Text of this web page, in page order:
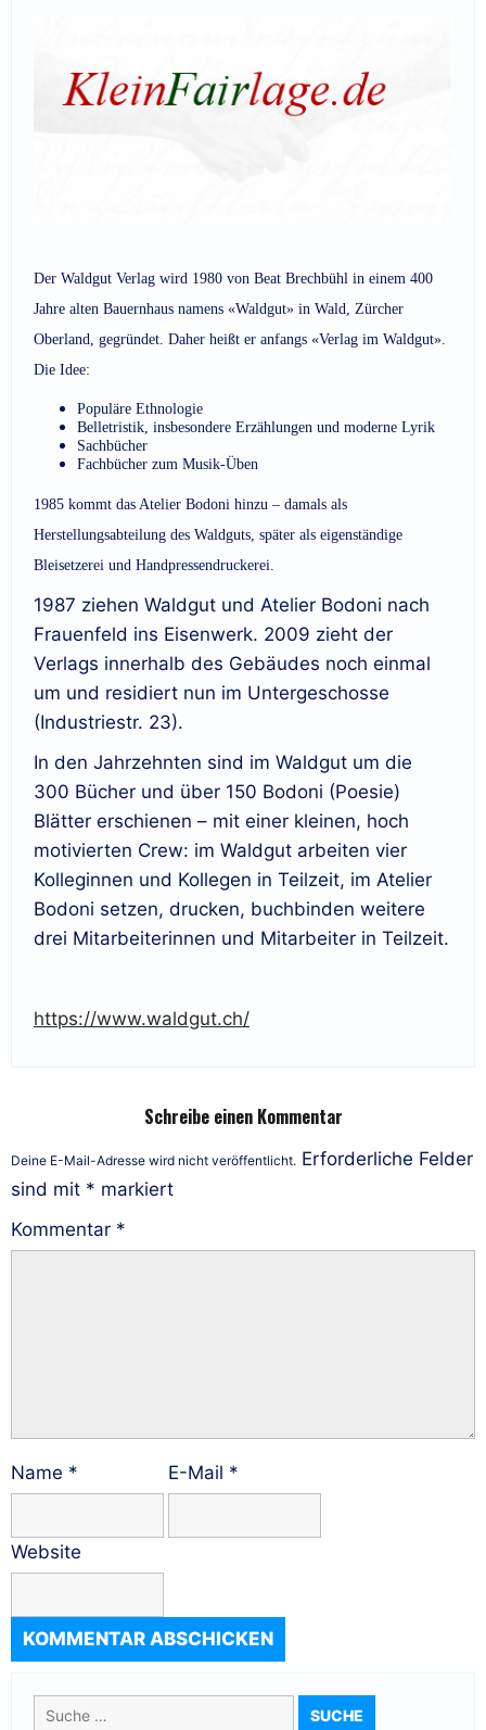
Der Waldgut Verlag wird 1980 von Beat Brechbühl in einem 400
Jahre alten Bauernhaus namens «Waldgut» in Wald, Zürcher
Oberland, gegründet. Daher heißt er anfangs «Verlag im Waldgut».
Die Idee:
Populäre Ethnologie
Belletristik, insbesondere Erzählungen und moderne Lyrik
Sachbücher
Fachbücher zum Musik-Üben
1985 kommt das Atelier Bodoni hinzu – damals als
Herstellungsabteilung des Waldguts, später als eigenständige
Bleisetzerei und Handpressendruckerei.
1987 ziehen Waldgut und Atelier Bodoni nach
Frauenfeld ins Eisenwerk. 2009 zieht der
Verlags innerhalb des Gebäudes noch einmal
um und residiert nun im Untergeschosse
(Industriestr. 23).
In den Jahrzehnten sind im Waldgut um die
300 Bücher und über 150 Bodoni (Poesie)
Blätter erschienen – mit einer kleinen, hoch
motivierten Crew: im Waldgut arbeiten vier
Kolleginnen und Kollegen in Teilzeit, im Atelier
Bodoni setzen, drucken, buchbinden weitere
drei Mitarbeiterinnen und Mitarbeiter in Teilzeit.
https://www.waldgut.ch/
Schreibe einen Kommentar
Deine E-Mail-Adresse wird nicht veröffentlicht. Erforderliche Felder
sind mit * markiert
Kommentar *
Name * E-Mail *
Website
Suche
nach: